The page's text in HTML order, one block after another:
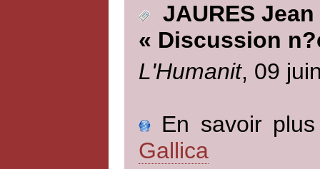
JAURES Jean
« Discussion
L'Humanit, 09
En savoir
Gallica